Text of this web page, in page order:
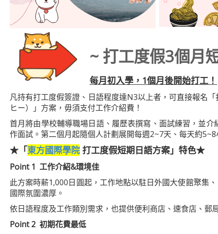
~ 打工度假3個月
每月初入學，1個月後開始打工！
凡持有打工度假簽證、日語程度達N3以上者，可直接報名
ヒー）」方案，毋須支付工作介紹費！
首月將由學校輔導職場日語、履歷表撰寫、面試練習，並
作面試。第二個月起隨個人計劃展開每週2~7天、每天約
★「東方國際學院 打工度假短期日語方案」特色★
Point 1 工作介紹&環境佳
此方案時薪1,000日圓起，工作地點以駐日外國大使館聚集
國際氛圍濃厚。
依日語程度及工作類別需求，也提供便利商店、速食店、
Point 2 初期花費最低